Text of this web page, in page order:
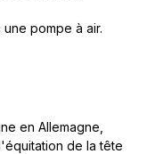
pompe à air.
en Allemagne,
de la tête